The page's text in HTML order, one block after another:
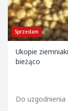
Sprzedam
Ukopie
bieżąco
Do uzgodnienia